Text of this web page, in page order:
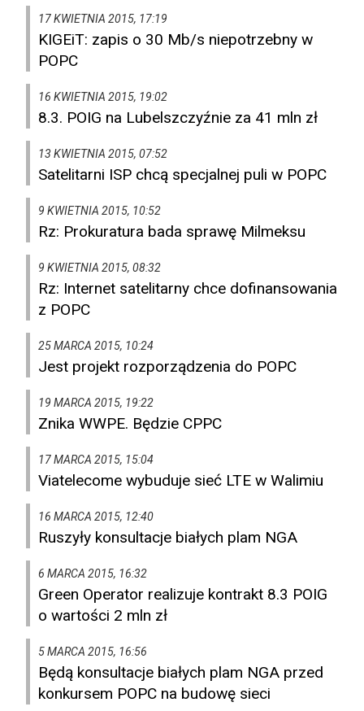
17 KWIETNIA 2015, 17:19
KIGEiT: zapis o 30 Mb/s niepotrzebny w
POPC
16 KWIETNIA 2015, 19:02
8.3. POIG na Lubelszczyźnie za 41 mln zł
13 KWIETNIA 2015, 07:52
Satelitarni ISP chcą specjalnej puli w POPC
9 KWIETNIA 2015, 10:52
Rz: Prokuratura bada sprawę Milmeksu
9 KWIETNIA 2015, 08:32
Rz: Internet satelitarny chce dofinansowania
z POPC
25 MARCA 2015, 10:24
Jest projekt rozporządzenia do POPC
19 MARCA 2015, 19:22
Znika WWPE. Będzie CPPC
17 MARCA 2015, 15:04
Viatelecome wybuduje sieć LTE w Walimiu
16 MARCA 2015, 12:40
Ruszyły konsultacje białych plam NGA
6 MARCA 2015, 16:32
Green Operator realizuje kontrakt 8.3 POIG
o wartości 2 mln zł
5 MARCA 2015, 16:56
Będą konsultacje białych plam NGA przed
konkursem POPC na budowę sieci